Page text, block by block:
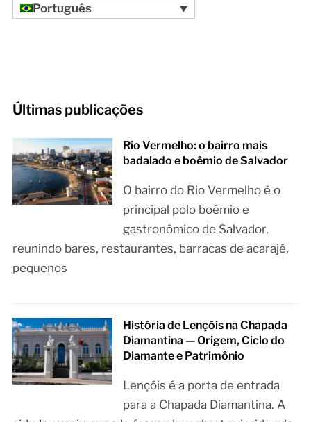
Português
Últimas publicações
Rio Vermelho: o bairro mais
badalado e boêmio de Salvador
O bairro do Rio Vermelho é o
principal polo boêmio e
gastronômico de Salvador,
reunindo bares, restaurantes, barracas de acarajé,
pequenos
História de Lençóis na Chapada
Diamantina — Origem, Ciclo do
Diamante e Patrimônio
Lençóis é a porta de entrada
para a Chapada Diamantina. A